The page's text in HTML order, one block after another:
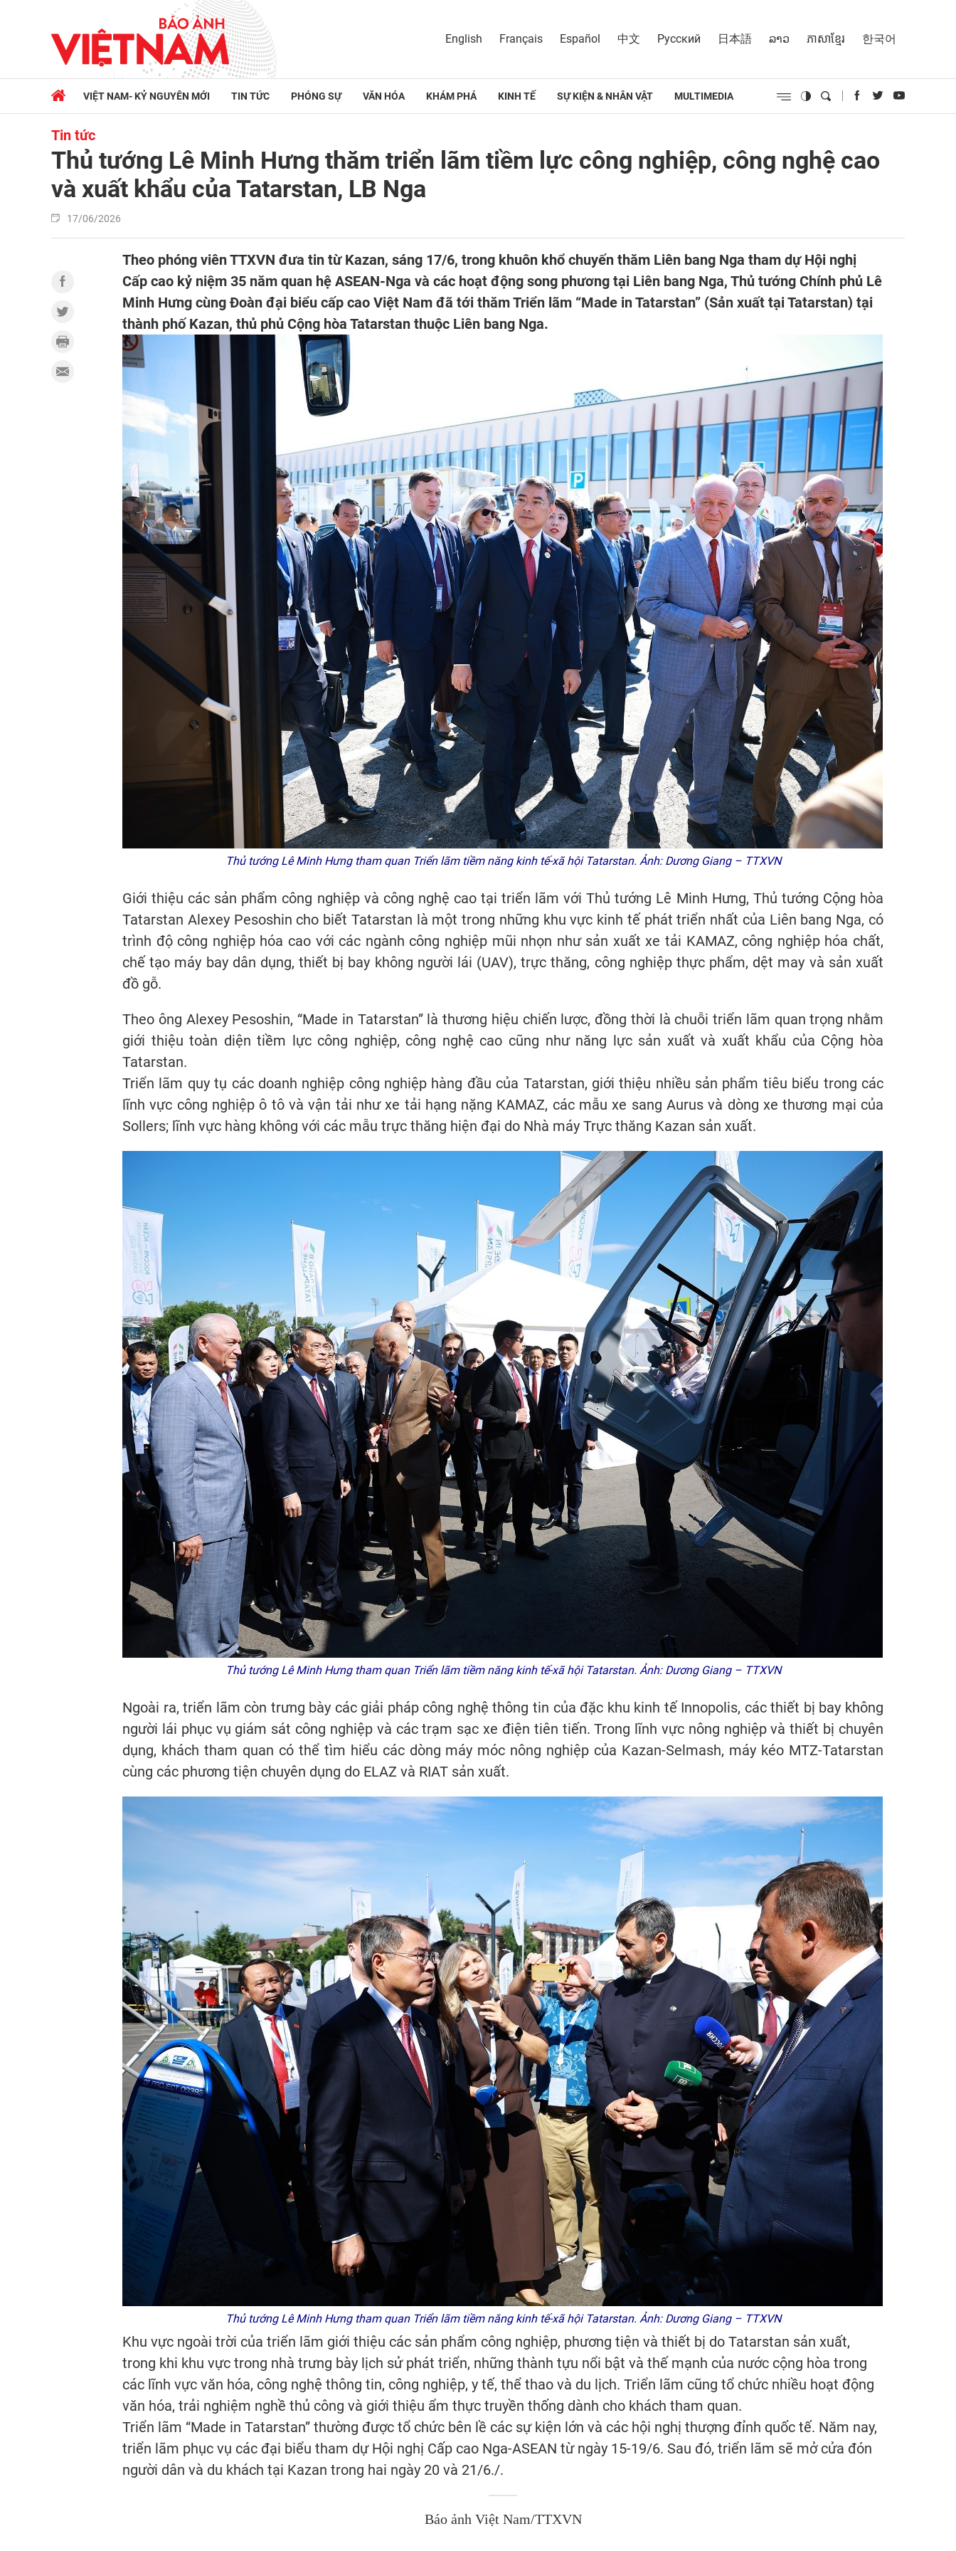
English Français Español 中文 Русский 日本語 ລາວ ភាសាខ្មែរ 한국어
VIỆT NAM- KỶ NGUYÊN MỚI TIN TỨC PHÓNG SỰ VĂN HÓA KHÁM PHÁ KINH TẾ SỰ KIỆN & NHÂN VẬT MULTIMEDIA
Tin tức
Thủ tướng Lê Minh Hưng thăm triển lãm tiềm lực công nghiệp, công nghệ cao
và xuất khẩu của Tatarstan, LB Nga
17/06/2026
Theo phóng viên TTXVN đưa tin từ Kazan, sáng 17/6, trong khuôn khổ chuyến thăm Liên bang Nga tham dự Hội nghị
Cấp cao kỷ niệm 35 năm quan hệ ASEAN-Nga và các hoạt động song phương tại Liên bang Nga, Thủ tướng Chính phủ Lê
Minh Hưng cùng Đoàn đại biểu cấp cao Việt Nam đã tới thăm Triển lãm “Made in Tatarstan” (Sản xuất tại Tatarstan) tại
thành phố Kazan, thủ phủ Cộng hòa Tatarstan thuộc Liên bang Nga.
Thủ tướng Lê Minh Hưng tham quan Triển lãm tiềm năng kinh tế-xã hội Tatarstan. Ảnh: Dương Giang – TTXVN
Giới thiệu các sản phẩm công nghiệp và công nghệ cao tại triển lãm với Thủ tướng Lê Minh Hưng, Thủ tướng Cộng hòa
Tatarstan Alexey Pesoshin cho biết Tatarstan là một trong những khu vực kinh tế phát triển nhất của Liên bang Nga, có
trình độ công nghiệp hóa cao với các ngành công nghiệp mũi nhọn như sản xuất xe tải KAMAZ, công nghiệp hóa chất,
chế tạo máy bay dân dụng, thiết bị bay không người lái (UAV), trực thăng, công nghiệp thực phẩm, dệt may và sản xuất
đồ gỗ.
Theo ông Alexey Pesoshin, “Made in Tatarstan” là thương hiệu chiến lược, đồng thời là chuỗi triển lãm quan trọng nhằm
giới thiệu toàn diện tiềm lực công nghiệp, công nghệ cao cũng như năng lực sản xuất và xuất khẩu của Cộng hòa
Tatarstan.
Triển lãm quy tụ các doanh nghiệp công nghiệp hàng đầu của Tatarstan, giới thiệu nhiều sản phẩm tiêu biểu trong các
lĩnh vực công nghiệp ô tô và vận tải như xe tải hạng nặng KAMAZ, các mẫu xe sang Aurus và dòng xe thương mại của
Sollers; lĩnh vực hàng không với các mẫu trực thăng hiện đại do Nhà máy Trực thăng Kazan sản xuất.
Thủ tướng Lê Minh Hưng tham quan Triển lãm tiềm năng kinh tế-xã hội Tatarstan. Ảnh: Dương Giang – TTXVN
Ngoài ra, triển lãm còn trưng bày các giải pháp công nghệ thông tin của đặc khu kinh tế Innopolis, các thiết bị bay không
người lái phục vụ giám sát công nghiệp và các trạm sạc xe điện tiên tiến. Trong lĩnh vực nông nghiệp và thiết bị chuyên
dụng, khách tham quan có thể tìm hiểu các dòng máy móc nông nghiệp của Kazan-Selmash, máy kéo MTZ-Tatarstan
cùng các phương tiện chuyên dụng do ELAZ và RIAT sản xuất.
Thủ tướng Lê Minh Hưng tham quan Triển lãm tiềm năng kinh tế-xã hội Tatarstan. Ảnh: Dương Giang – TTXVN
Khu vực ngoài trời của triển lãm giới thiệu các sản phẩm công nghiệp, phương tiện và thiết bị do Tatarstan sản xuất,
trong khi khu vực trong nhà trưng bày lịch sử phát triển, những thành tựu nổi bật và thế mạnh của nước cộng hòa trong
các lĩnh vực văn hóa, công nghệ thông tin, công nghiệp, y tế, thể thao và du lịch. Triển lãm cũng tổ chức nhiều hoạt động
văn hóa, trải nghiệm nghề thủ công và giới thiệu ẩm thực truyền thống dành cho khách tham quan.
Triển lãm “Made in Tatarstan” thường được tổ chức bên lề các sự kiện lớn và các hội nghị thượng đỉnh quốc tế. Năm nay,
triển lãm phục vụ các đại biểu tham dự Hội nghị Cấp cao Nga-ASEAN từ ngày 15-19/6. Sau đó, triển lãm sẽ mở cửa đón
người dân và du khách tại Kazan trong hai ngày 20 và 21/6./.
Báo ảnh Việt Nam/TTXVN